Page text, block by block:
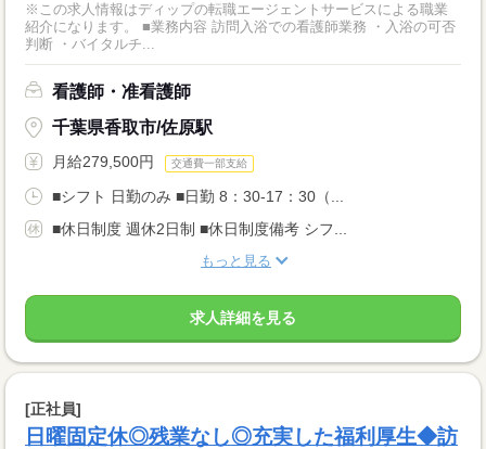
※この求人情報はディップの転職エージェントサービスによる職業
紹介になります。 ■業務内容 訪問入浴での看護師業務 ・入浴の可否
判断 ・バイタルチ...
看護師・准看護師
千葉県香取市/佐原駅
月給279,500円 交通費一部支給
■シフト 日勤のみ ■日勤 8：30-17：30（...
■休日制度 週休2日制 ■休日制度備考 シフ...
もっと見る
求人詳細を見る
[正社員]
日曜固定休◎残業なし◎充実した福利厚生◆訪